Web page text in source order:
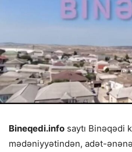
Bineqedi.info saytı Binəqədi
mədəniyyətindən, adət-